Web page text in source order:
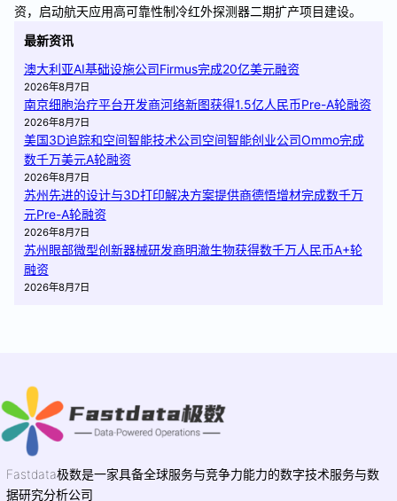
资，启动航天应用高可靠性制冷红外探测器二期扩产项目建设。
最新资讯
澳大利亚AI基础设施公司Firmus完成20亿美元融资
2026年8月7日
南京细胞治疗平台开发商河络新图获得1.5亿人民币Pre-A轮融资
2026年8月7日
美国3D追踪和空间智能技术公司空间智能创业公司Ommo完成
数千万美元A轮融资
2026年8月7日
苏州先进的设计与3D打印解决方案提供商德悟增材完成数千万
元Pre-A轮融资
2026年8月7日
苏州眼部微型创新器械研发商明澈生物获得数千万人民币A+轮
融资
2026年8月7日
Fastdata极数是一家具备全球服务与竞争力能力的数字技术服务与数
据研究分析公司